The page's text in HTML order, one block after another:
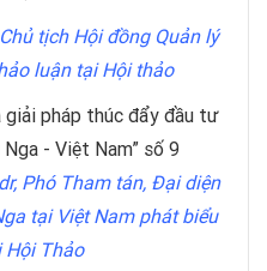
tịch Hội đồng Quản lý
luận tại Hội thảo
Phó Tham tán, Đại diện
tại Việt Nam phát biểu
Hội Thảo